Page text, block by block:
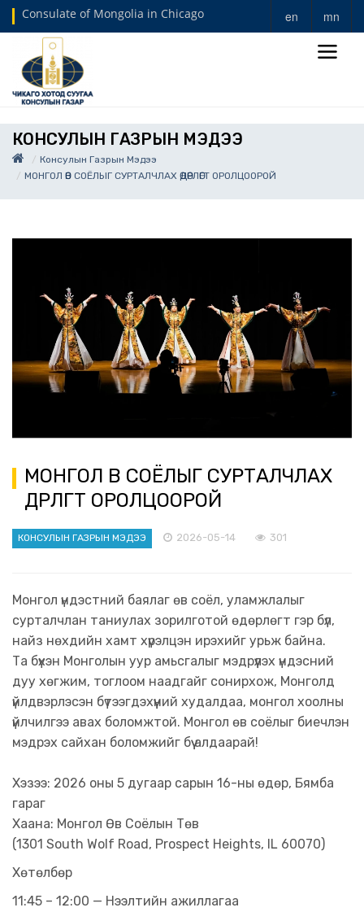
Consulate of Mongolia in Chicago en mn
КОНСУЛЫН ГАЗРЫН МЭДЭЭ
Консулын Газрын Мэдээ
МОНГОЛ ӨВ СОЁЛЫГ СУРТАЛЧЛАХ ӨДӨРЛӨГТ ОРОЛЦООРОЙ
МОНГОЛ ӨВ СОЁЛЫГ СУРТАЛЧЛАХ
ӨДӨРЛӨГТ ОРОЛЦООРОЙ
КОНСУЛЫН ГАЗРЫН МЭДЭЭ 2026-05-14 301
Монгол үндэстний баялаг өв соёл, уламжлалыг
сурталчлан таниулах зорилготой өдөрлөгт гэр бүл,
найз нөхдийн хамт хүрэлцэн ирэхийг урьж байна.
Та бүхэн Монголын уур амьсгалыг мэдрүүлэх үндэсний
дуу хөгжим, тоглоом наадгайг сонирхож, Монголд
үйлдвэрлэсэн бүтээгдэхүүний худалдаа, монгол хоолны
үйлчилгээ авах боломжтой. Монгол өв соёлыг биечлэн
мэдрэх сайхан боломжийг бүү алдаарай!
Хэзээ: 2026 оны 5 дугаар сарын 16-ны өдөр, Бямба
гараг
Хаана: Монгол Өв Соёлын Төв
(1301 South Wolf Road, Prospect Heights, IL 60070)
Хөтөлбөр
11:45 – 12:00 — Нээлтийн ажиллагаа